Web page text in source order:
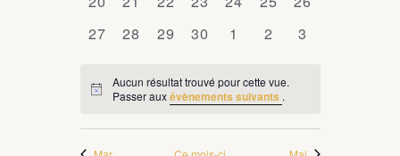
i
p
o
u
e
r
évènements
évènements
évènements
évènementsévènements
évènementsévènements
0
27
0
28
0
29
0
30
0
1
0
2
0
3
Notice
Aucun résultat trouvé pour cette vue.
Passer auxévènements suivants .